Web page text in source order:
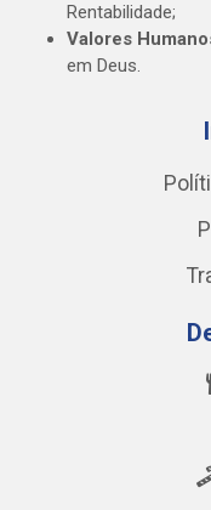
Rentabilidade;
Valores
em Deus.